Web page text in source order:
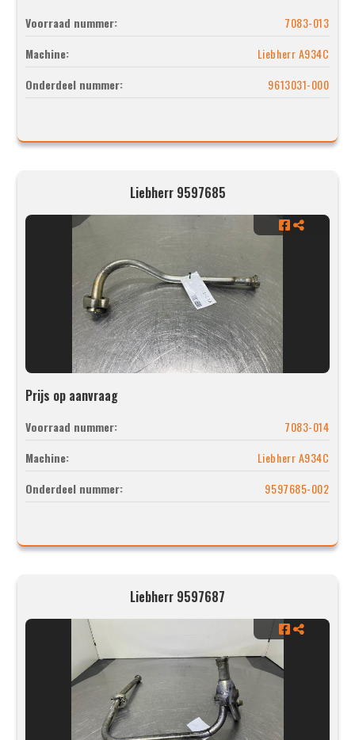
Voorraad nummer:
7083-013
Machine:
Liebherr A934C
Onderdeel nummer:
9613031-000
Liebherr 9597685
Prijs op aanvraag
Voorraad nummer:
7083-014
Machine:
Liebherr A934C
Onderdeel nummer:
9597685-002
Liebherr 9597687